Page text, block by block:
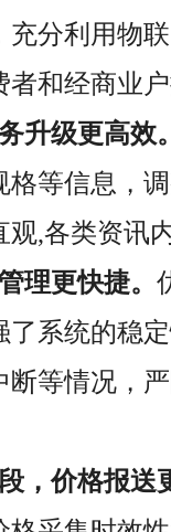
充分利用物
者和经商业
升级更高效。
等信息，
,各类资讯
理更快捷。
系统的稳
等情况，
，价格报送